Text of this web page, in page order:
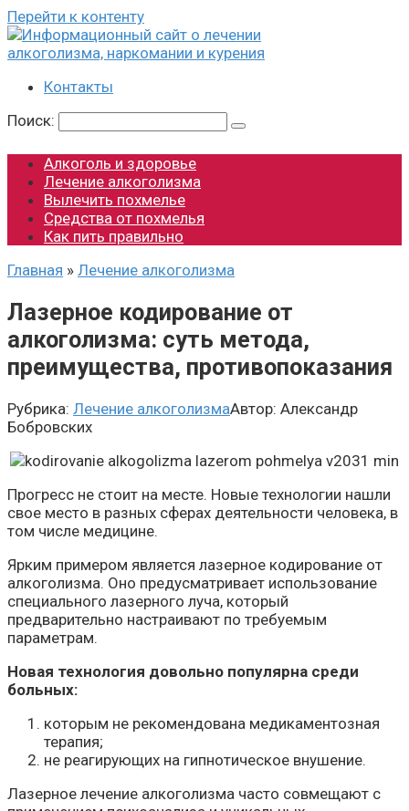
Перейти к контенту
Контакты
Поиск:
Алкоголь и здоровье
Лечение алкоголизма
Вылечить похмелье
Средства от похмелья
Как пить правильно
Главная » Лечение алкоголизма
Лазерное кодирование от
алкоголизма: суть метода,
преимущества, противопоказания
Рубрика: Лечение алкоголизмаАвтор: Александр
Бобровских
Прогресс не стоит на месте. Новые технологии нашли
свое место в разных сферах деятельности человека, в
том числе медицине.
Ярким примером является лазерное кодирование от
алкоголизма. Оно предусматривает использование
специального лазерного луча, который
предварительно настраивают по требуемым
параметрам.
Новая технология довольно популярна среди
больных:
которым не рекомендована медикаментозная
терапия;
не реагирующих на гипнотическое внушение.
Лазерное лечение алкоголизма часто совмещают с